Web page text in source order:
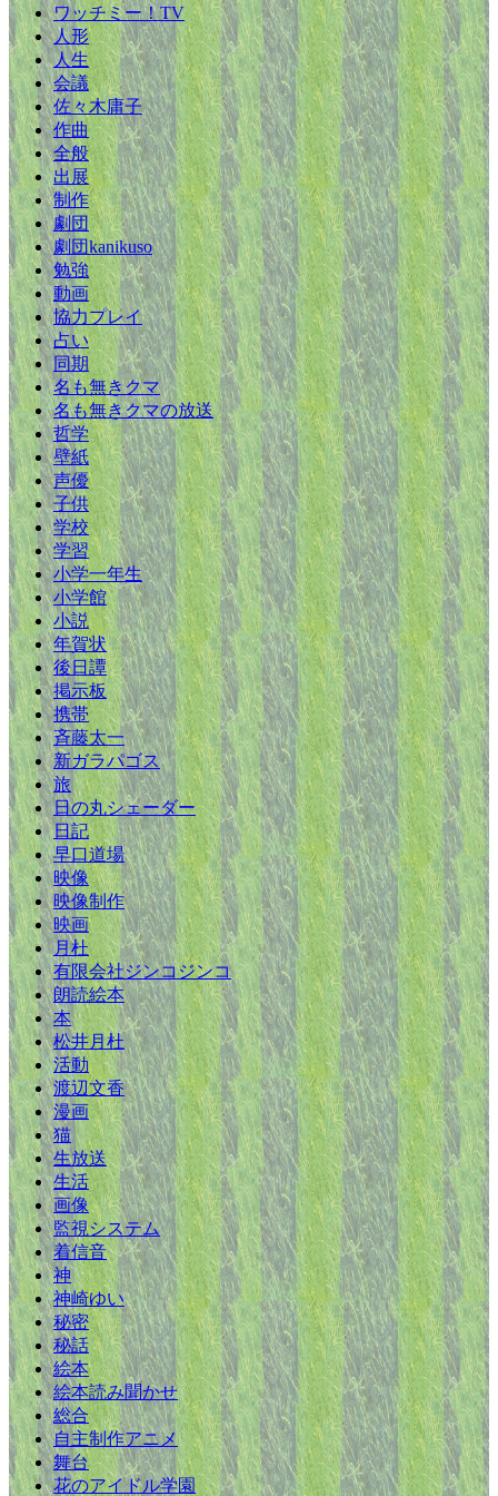
ワッチミー！TV
人形
人生
会議
佐々木庸子
作曲
全般
出展
制作
劇団
劇団kanikuso
勉強
動画
協力プレイ
占い
同期
名も無きクマ
名も無きクマの放送
哲学
壁紙
声優
子供
学校
学習
小学一年生
小学館
小説
年賀状
後日譚
掲示板
携帯
斉藤太一
新ガラパゴス
旅
日の丸シェーダー
日記
早口道場
映像
映像制作
映画
月杜
有限会社ジンコジンコ
朗読絵本
本
松井月杜
活動
渡辺文香
漫画
猫
生放送
生活
画像
監視システム
着信音
神
神崎ゆい
秘密
秘話
絵本
絵本読み聞かせ
総合
自主制作アニメ
舞台
花のアイドル学園